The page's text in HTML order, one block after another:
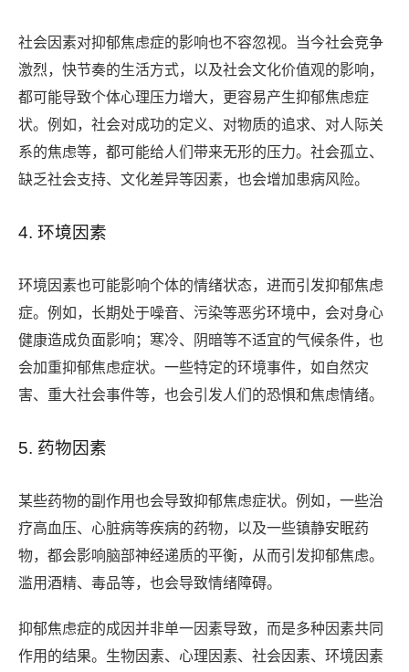
社会因素对抑郁焦虑症的影响也不容忽视。当今社会竞争
激烈，快节奏的生活方式，以及社会文化价值观的影响，
都可能导致个体心理压力增大，更容易产生抑郁焦虑症
状。例如，社会对成功的定义、对物质的追求、对人际关
系的焦虑等，都可能给人们带来无形的压力。社会孤立、
缺乏社会支持、文化差异等因素，也会增加患病风险。
4. 环境因素
环境因素也可能影响个体的情绪状态，进而引发抑郁焦虑
症。例如，长期处于噪音、污染等恶劣环境中，会对身心
健康造成负面影响；寒冷、阴暗等不适宜的气候条件，也
会加重抑郁焦虑症状。一些特定的环境事件，如自然灾
害、重大社会事件等，也会引发人们的恐惧和焦虑情绪。
5. 药物因素
某些药物的副作用也会导致抑郁焦虑症状。例如，一些治
疗高血压、心脏病等疾病的药物，以及一些镇静安眠药
物，都会影响脑部神经递质的平衡，从而引发抑郁焦虑。
滥用酒精、毒品等，也会导致情绪障碍。
抑郁焦虑症的成因并非单一因素导致，而是多种因素共同
作用的结果。生物因素、心理因素、社会因素、环境因素